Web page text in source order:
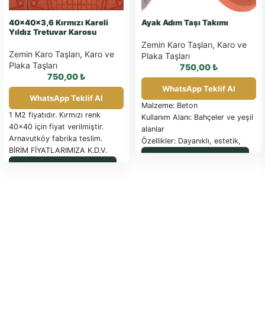
40x40x3,6 Kırmızı Kareli
Yıldız Tretuvar Karosu
Zemin Karo Taşları, Karo ve
Plaka Taşları
750,00₺
WhatsApp Teklif Al
1 M2 fiyatıdır. Kırmızı renk
40×40 için fiyat verilmiştir.
Arnavutköy fabrika teslim.
BİRİM FİYATLARIMIZA K.D.V.
DAHİL DEĞİLDİR.
Ayak Adım Taşı Takımı
Zemin Karo Taşları, Karo ve
Plaka Taşları
750,00₺
WhatsApp Teklif Al
Malzeme: Beton
Kullanım Alanı: Bahçeler ve yeşil
alanlar
Özellikler: Dayanıklı, estetik,
uzun ömürlü, çim çıkışına uygun